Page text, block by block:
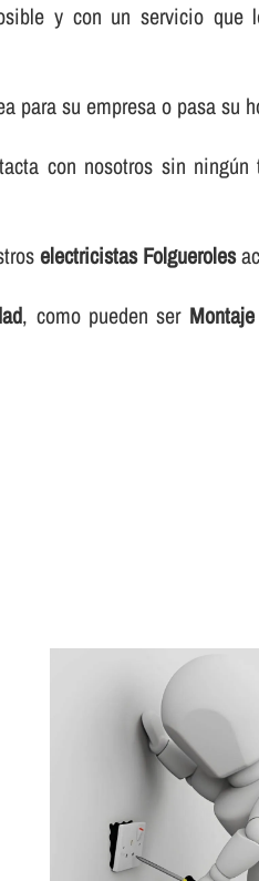
y con un servicio que
para su empresa o pasa su
con nosotros sin
electricistas Folgueroles
, como pueden ser